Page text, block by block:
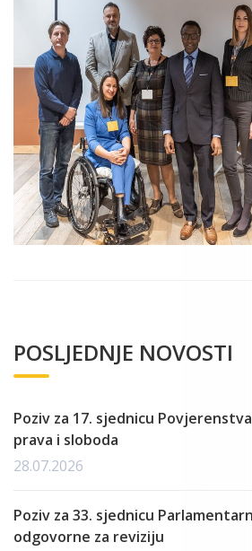
POSLJEDNJE NOVOSTI
Poziv za 17. sjednicu
prava i sloboda
28.07.2026
Poziv za 33. sjednicu
odgovorne za reviziju